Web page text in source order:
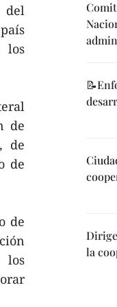
del
los
de
de
de
de
los
la